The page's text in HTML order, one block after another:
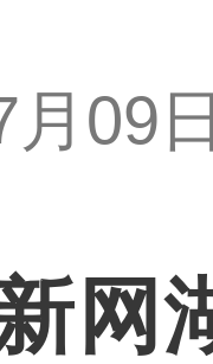
月09
网